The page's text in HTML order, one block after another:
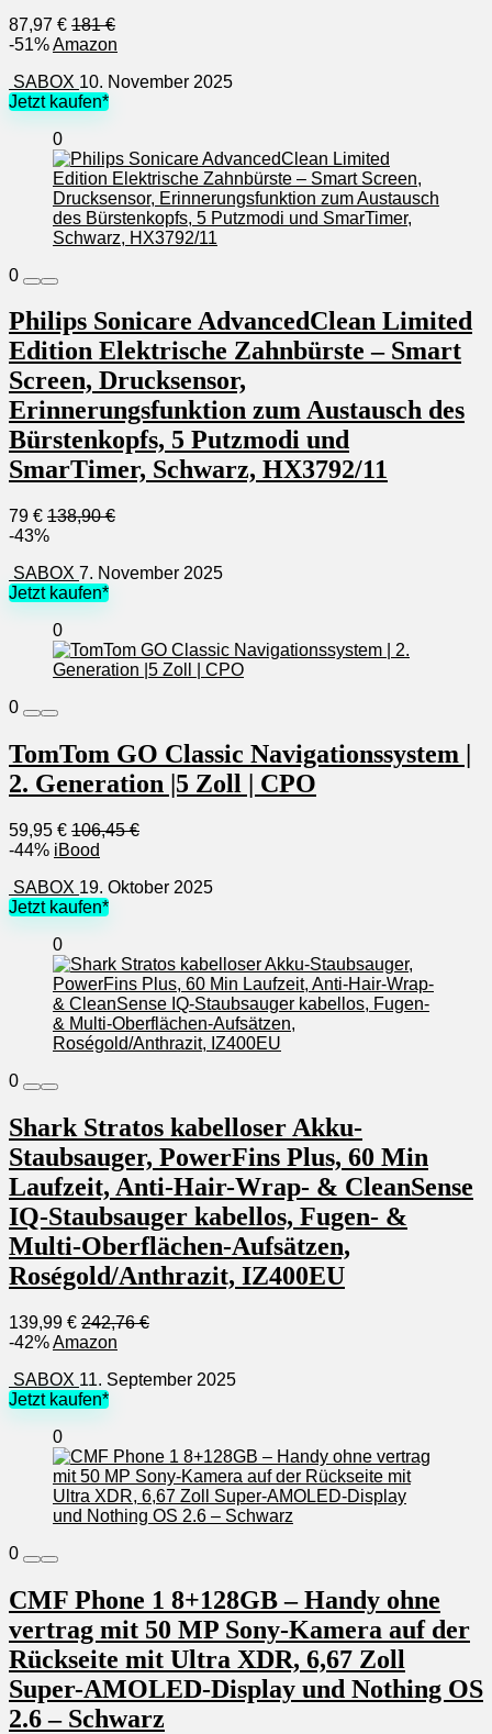
87,97 € 181 €
-51%Amazon
SABOX 10. November 2025
Jetzt kaufen*
0
0
Philips Sonicare AdvancedClean Limited
Edition Elektrische Zahnbürste – Smart
Screen, Drucksensor,
Erinnerungsfunktion zum Austausch des
Bürstenkopfs, 5 Putzmodi und
SmarTimer, Schwarz, HX3792/11
79 € 138,90 €
-43%
SABOX 7. November 2025
Jetzt kaufen*
0
0
TomTom GO Classic Navigationssystem |
2. Generation |5 Zoll | CPO
59,95 € 106,45 €
-44% iBood
SABOX 19. Oktober 2025
Jetzt kaufen*
0
0
Shark Stratos kabelloser Akku-
Staubsauger, PowerFins Plus, 60 Min
Laufzeit, Anti-Hair-Wrap- & CleanSense
IQ-Staubsauger kabellos, Fugen- &
Multi-Oberflächen-Aufsätzen,
Roségold/Anthrazit, IZ400EU
139,99 € 242,76 €
-42%Amazon
SABOX 11. September 2025
Jetzt kaufen*
0
0
CMF Phone 1 8+128GB – Handy ohne
vertrag mit 50 MP Sony-Kamera auf der
Rückseite mit Ultra XDR, 6,67 Zoll
Super-AMOLED-Display und Nothing OS
2.6 – Schwarz